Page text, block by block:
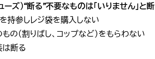
ーズ）“断る”不要なものは「いりません」
持参しレジ袋を購入しない
の（割りばし、コップなど）をもらわない
包装は断る